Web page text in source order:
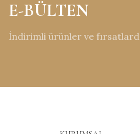
E-BÜLTEN
İndirimli ürünler ve